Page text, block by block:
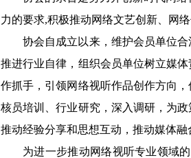
力的要求,积极推动网络文艺创新、网
协会自成立以来，维护会员单位
推进行业自律，组织会员单位树立媒
作抓手，引领网络视听作品创作方向
核员培训、行业研究，深入调研，为
推动经验分享和思想互动，推动媒体
为进一步推动网络视听专业领域